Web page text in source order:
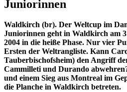
Juniorinnen
Waldkirch (br). Der Weltcup im
Juniorinnen geht in Waldkirch am
2004 in die heiße Phase. Nur vier
Ersten der Weltrangliste. Kann
Tauberbischofsheim) den Angriff
Cammilleti und Durando
und einem Sieg aus Montreal im
die Planche in Waldkirch betreten.